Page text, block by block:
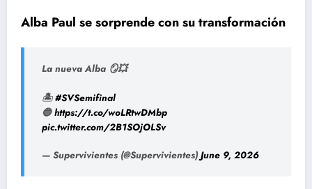
Alba Paul se sorprende con su transformación
La nueva Alba 🪞💥
🏝️#SVSemifinal
🔵https://t.co/woLRtwDMbp
pic.twitter.com/2B1SOjOLSv
— Supervivientes (@Supervivientes) June 9, 2026